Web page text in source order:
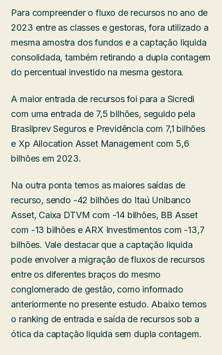
Para compreender o fluxo de recursos no ano de
2023 entre as classes e gestoras, fora utilizado a
mesma amostra dos fundos e a captação liquida
consolidada, também retirando a dupla contagem
do percentual investido na mesma gestora.
A maior entrada de recursos foi para a Sicredi
com uma entrada de 7,5 bilhões, seguido pela
Brasilprev Seguros e Previdência com 7,1 bilhões
e Xp Allocation Asset Management com 5,6
bilhões em 2023.
Na outra ponta temos as maiores saídas de
recurso, sendo -42 bilhões do Itaú Unibanco
Asset, Caixa DTVM com -14 bilhões, BB Asset
com -13 bilhões e ARX Investimentos com -13,7
bilhões. Vale destacar que a captação liquida
pode envolver a migração de fluxos de recursos
entre os diferentes braços do mesmo
conglomerado de gestão, como informado
anteriormente no presente estudo. Abaixo temos
o ranking de entrada e saída de recursos sob a
ótica da captação liquida sem dupla contagem.